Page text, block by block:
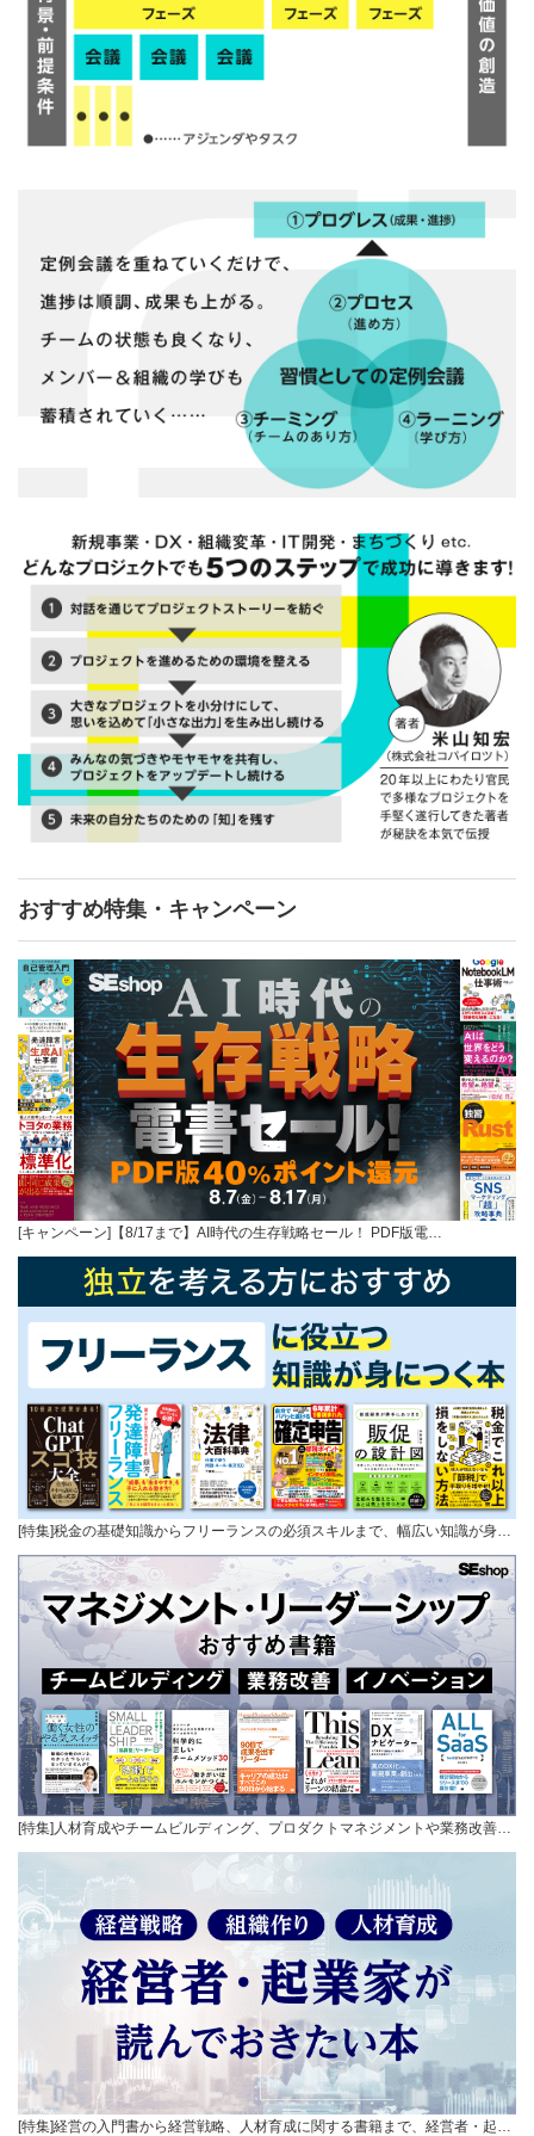
おすすめ特集・キャンペーン
[キャンペーン]【8/17まで】AI時代の生存戦略セール！ PDF版電…
[特集]税金の基礎知識からフリーランスの必須スキルまで、幅広い知識が身…
[特集]人材育成やチームビルディング、プロダクトマネジメントや業務改善…
[特集]経営の入門書から経営戦略、人材育成に関する書籍まで、経営者・起…